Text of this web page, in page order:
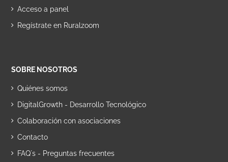
Acceso a panel
Regístrate en Ruralzoom
SOBRE NOSOTROS
Quiénes somos
DigitalGrowth - Desarrollo Tecnológico
Colaboración con asociaciones
Contacto
FAQ´s - Preguntas frecuentes